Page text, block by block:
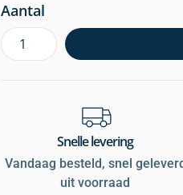
Aantal
Snelle levering
Vandaag besteld, snel
uit voorraad